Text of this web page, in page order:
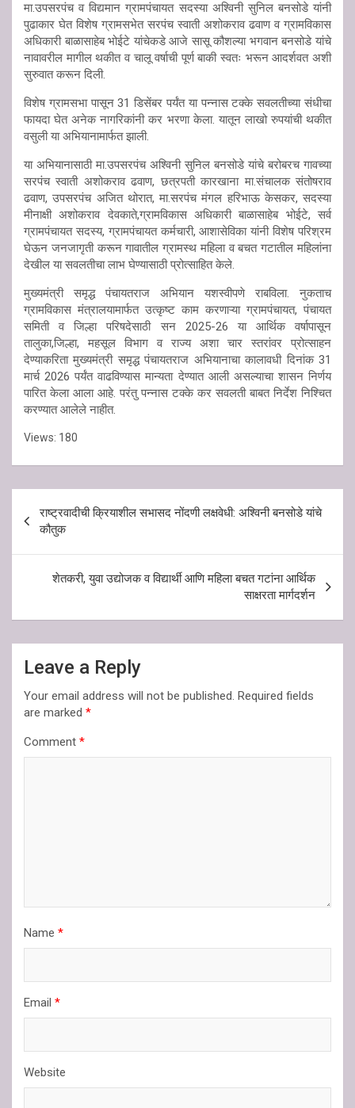
मा.उपसरपंच व विद्यमान ग्रामपंचायत सदस्या अश्विनी सुनिल बनसोडे यांनी
पुढाकार घेत विशेष ग्रामसभेत सरपंच स्वाती अशोकराव ढवाण व ग्रामविकास
अधिकारी बाळासाहेब भोईटे यांचेकडे आजे सासू कौशल्या भगवान बनसोडे यांचे
नावावरील मागील थकीत व चालू वर्षाची पूर्ण बाकी स्वतः भरून आदर्शवत अशी
सुरुवात करून दिली.
विशेष ग्रामसभा पासून 31 डिसेंबर पर्यंत या पन्नास टक्के सवलतीच्या संधीचा
फायदा घेत अनेक नागरिकांनी कर भरणा केला. यातून लाखो रुपयांची थकीत
वसुली या अभियानामार्फत झाली.
या अभियानासाठी मा.उपसरपंच अश्विनी सुनिल बनसोडे यांचे बरोबरच गावच्या
सरपंच स्वाती अशोकराव ढवाण, छत्रपती कारखाना मा.संचालक संतोषराव
ढवाण, उपसरपंच अजित थोरात, मा.सरपंच मंगल हरिभाऊ केसकर, सदस्या
मीनाक्षी अशोकराव देवकाते,ग्रामविकास अधिकारी बाळासाहेब भोईटे, सर्व
ग्रामपंचायत सदस्य, ग्रामपंचायत कर्मचारी, आशासेविका यांनी विशेष परिश्रम
घेऊन जनजागृती करून गावातील ग्रामस्थ महिला व बचत गटातील महिलांना
देखील या सवलतीचा लाभ घेण्यासाठी प्रोत्साहित केले.
मुख्यमंत्री समृद्ध पंचायतराज अभियान यशस्वीपणे राबविला. नुकताच
ग्रामविकास मंत्रालयामार्फत उत्कृष्ट काम करणाऱ्या ग्रामपंचायत, पंचायत
समिती व जिल्हा परिषदेसाठी सन 2025-26 या आर्थिक वर्षापासून
तालुका,जिल्हा, महसूल विभाग व राज्य अशा चार स्तरांवर प्रोत्साहन
देण्याकरिता मुख्यमंत्री समृद्ध पंचायतराज अभियानाचा कालावधी दिनांक 31
मार्च 2026 पर्यंत वाढविण्यास मान्यता देण्यात आली असल्याचा शासन निर्णय
पारित केला आला आहे. परंतु पन्नास टक्के कर सवलती बाबत निर्देश निश्चित
करण्यात आलेले नाहीत.
Views: 180
navigation
राष्ट्रवादीची क्रियाशील सभासद नोंदणी लक्षवेधी: अश्विनी बनसोडे यांचे
कौतुक
शेतकरी, युवा उद्योजक व विद्यार्थी आणि महिला बचत गटांना आर्थिक
साक्षरता मार्गदर्शन
Leave a Reply
Your email address will not be published. Required fields
are marked *
Comment *
Name *
Email *
Website